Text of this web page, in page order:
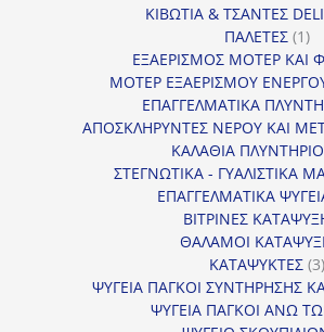
ΚΙΒΩΤΙΑ & ΤΣΑΝΤΕΣ
ΠΑΛΕΤΕΣ 11
ΕΞΑΕΡΙΣΜΟΣ ΜΟΤΕΡ ΚΑΙ
ΜΟΤΕΡ ΕΞΑΕΡΙΣΜΟΥ
ΕΠΑΓΓΕΛΜΑΤΙΚΑ
ΑΠΟΣΚΛΗΡΥΝΤΕΣ ΝΕΡΟΥ ΚΑΙ
ΚΑΛΑΘΙΑ
ΣΤΕΓΝΩΤΙΚΑ - ΓΥΑΛΙΣΤΙΚΑ
ΕΠΑΓΓΕΛΜΑΤΙΚΑ
ΒΙΤΡΙΝΕΣ
ΘΑΛΑΜΟΙ
ΚΑΤΑΨΥΚΤΕΣ 33
ΨΥΓΕΙΑ ΠΑΓΚΟΙ ΣΥΝΤΗΡΗΣΗΣ
ΨΥΓΕΙΑ ΠΑΓΚΟΙ ΑΝΩ